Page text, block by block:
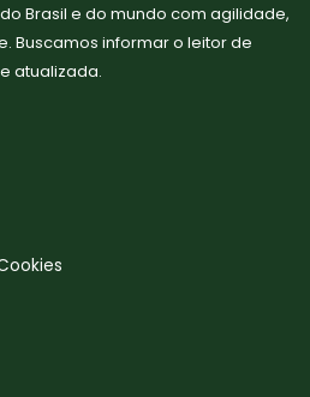
Brasil e do mundo com agilidade,
Buscamos informar o leitor de
atualizada.